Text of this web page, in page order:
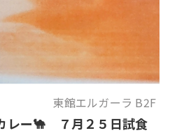
東館エルガーラ B2F
レー🐪 ７月２５日試食